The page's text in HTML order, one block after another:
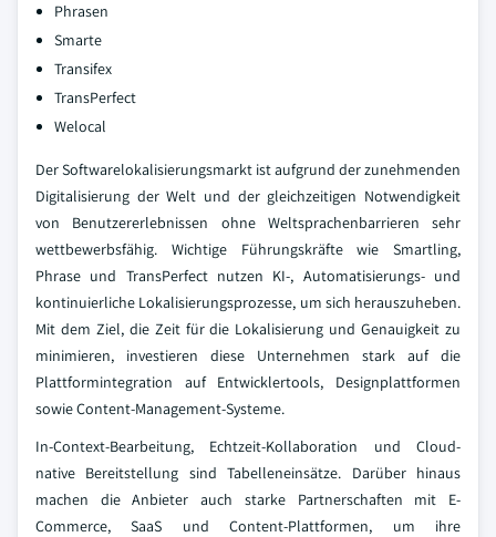
Phrasen
Smarte
Transifex
TransPerfect
Welocal
Der Softwarelokalisierungsmarkt ist aufgrund der zunehmenden
Digitalisierung der Welt und der gleichzeitigen Notwendigkeit
von Benutzererlebnissen ohne Weltsprachenbarrieren sehr
wettbewerbsfähig. Wichtige Führungskräfte wie Smartling,
Phrase und TransPerfect nutzen KI-, Automatisierungs- und
kontinuierliche Lokalisierungsprozesse, um sich herauszuheben.
Mit dem Ziel, die Zeit für die Lokalisierung und Genauigkeit zu
minimieren, investieren diese Unternehmen stark auf die
Plattformintegration auf Entwicklertools, Designplattformen
sowie Content-Management-Systeme.
In-Context-Bearbeitung, Echtzeit-Kollaboration und Cloud-
native Bereitstellung sind Tabelleneinsätze. Darüber hinaus
machen die Anbieter auch starke Partnerschaften mit E-
Commerce, SaaS und Content-Plattformen, um ihre